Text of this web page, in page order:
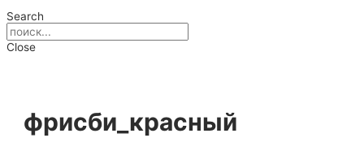
Search
Close
фрисби_красный